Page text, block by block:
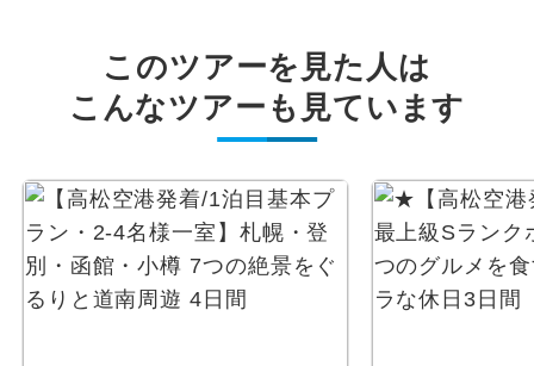
このツアーを見た人は
こんなツアーも見ています